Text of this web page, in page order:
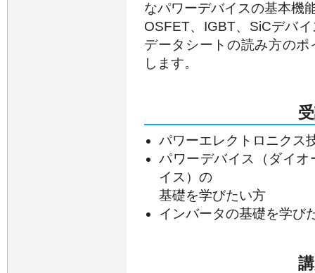
なパワーデバイスの基本機
OSFET、IGBT、SiCデバ
データシートの読み方の
します。
パワーエレクトロニクス
パワーデバイス（ダイ
イス）の
基礎を学びたい方
インバータの基礎を学び